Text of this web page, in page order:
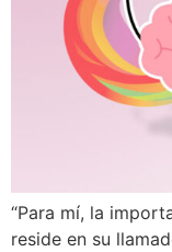
“Para mí, la
reside en su